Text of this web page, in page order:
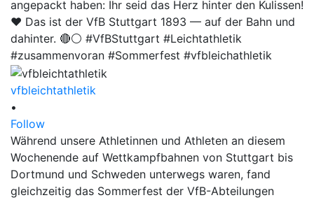
vfbleichtathletik
•
Follow
Während unsere Athletinnen und Athleten an diesem
Wochenende auf Wettkampfbahnen von Stuttgart bis
Dortmund und Schweden unterwegs waren, fand
gleichzeitig das Sommerfest der VfB-Abteilungen